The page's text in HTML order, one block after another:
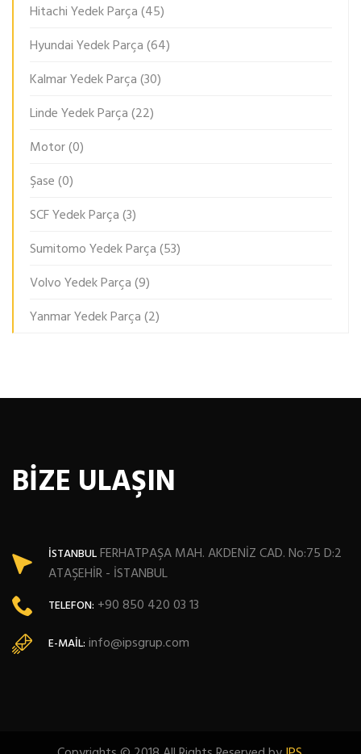
Hitachi Yedek Parça(45)
Hyundai Yedek Parça(64)
Kalmar Yedek Parça(30)
Linde Yedek Parça(22)
Motor(0)
Şase(0)
SCF Yedek Parça(3)
Sumitomo Yedek Parça(53)
Volvo Yedek Parça(9)
Yanmar Yedek Parça(2)
BİZE ULAŞIN
İSTANBULFERHATPAŞA MAH. AKDENİZ CAD. No:75 D:2
ATAŞEHİR - İSTANBUL
TELEFON: +90 850 420 03 13
E-MAIL: info@ipsgrup.com